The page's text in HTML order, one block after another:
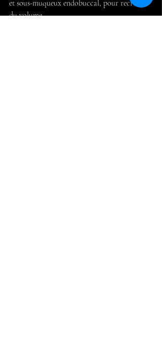
et sous-muqueux endobuccal, pour recréer
du volume